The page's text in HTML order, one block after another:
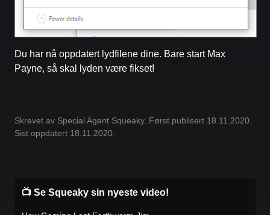
Du har nå oppdatert lydfilene dine. Bare start Max
Payne, så skal lyden være fikset!
Skrevet av Special Agent Squeaky. Først publisert 18.11.2020.
Sist oppdatert 18.11.2020.
📺 Se Squeaky sin nyeste video!